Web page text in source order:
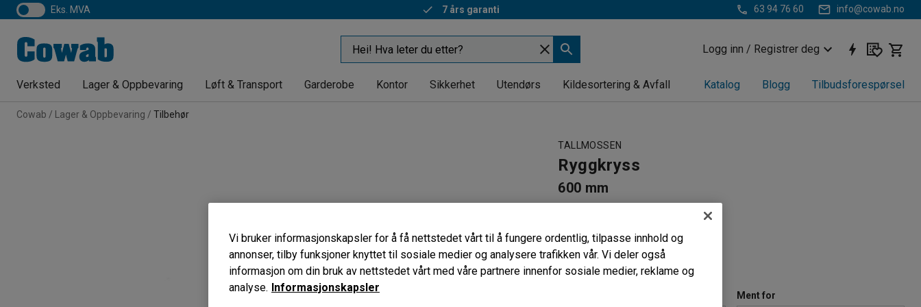
eks. MVA 7 års garanti 63 94 76 60 info@cowab.no
Logg inn / Registrer deg
Verksted Lager & Oppbevaring Løft & Transport Garderobe Kontor Sikkerhet Utendørs Kildesortering & Avfall Katalog Blogg Tilbudsforespørsel
Cowab Lager & Oppbevaring Tilbehør
TALLMOSSEN
Ryggkryss
600 mm
Til lagerreoler
For ekstra stabilitet
Enkel montering
Ment for
Vi bruker informasjonskapsler for å få nettstedet vårt til å fungere ordentlig, tilpasse innhold og
annonser, tilby funksjoner knyttet til sosiale medier og analysere trafikken vår. Vi deler også
informasjon om din bruk av nettstedet vårt med våre partnere innenfor sosiale medier, reklame og
analyse. Informasjonskapsler